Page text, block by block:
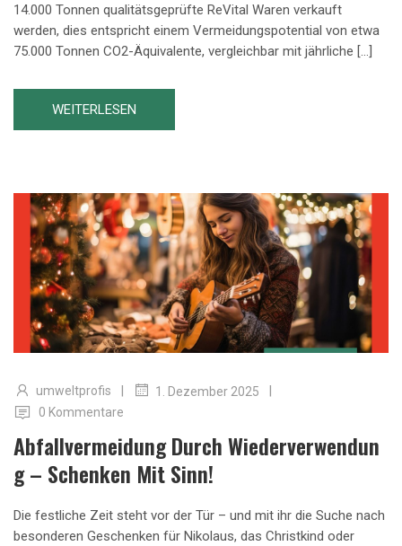
14.000 Tonnen qualitätsgeprüfte ReVital Waren verkauft
werden, dies entspricht einem Vermeidungspotential von etwa
75.000 Tonnen CO2-Äquivalente, vergleichbar mit jährliche […]
WEITERLESEN
umweltprofis 1. Dezember 2025
0 Kommentare
Abfallvermeidung Durch Wiederverwendun
G – Schenken Mit Sinn!
Die festliche Zeit steht vor der Tür – und mit ihr die Suche nach
besonderen Geschenken für Nikolaus, das Christkind oder